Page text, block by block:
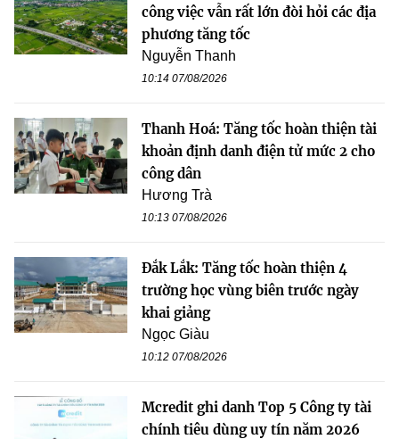
công việc vẫn rất lớn đòi hỏi các địa
phương tăng tốc
Nguyễn Thanh
10:14 07/08/2026
Thanh Hoá: Tăng tốc hoàn thiện tài
khoản định danh điện tử mức 2 cho
công dân
Hương Trà
10:13 07/08/2026
Đắk Lắk: Tăng tốc hoàn thiện 4
trường học vùng biên trước ngày
khai giảng
Ngọc Giàu
10:12 07/08/2026
Mcredit ghi danh Top 5 Công ty tài
chính tiêu dùng uy tín năm 2026